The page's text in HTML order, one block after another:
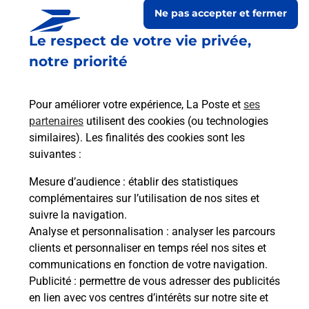
Le respect de votre vie privée,
notre priorité
Pour améliorer votre expérience, La Poste et ses
partenaires utilisent des cookies (ou technologies
similaires). Les finalités des cookies sont les
suivantes :
Mesure d’audience : établir des statistiques
complémentaires sur l’utilisation de nos sites et
suivre la navigation.
Analyse et personnalisation : analyser les parcours
clients et personnaliser en temps réel nos sites et
communications en fonction de votre navigation.
Publicité : permettre de vous adresser des publicités
en lien avec vos centres d’intérêts sur notre site et
Ne pas accepter et fermer
Prochaine collecte du courriersamedià 09h00
Le Village
34190 Agones
Itinéraire
Le lien s'ouvre dans un nouvel onglet